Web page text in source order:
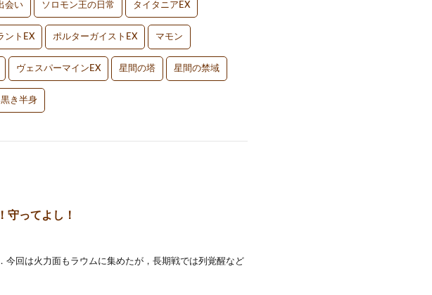
会い ソロモン王の日常 タイタニアEX
ントEX ポルターガイストEX マモン
ヴェスパーマインEX 星間の塔 星間の禁域
き半身
守ってよし！
回は火力面もラウムに集めたが，長期戦では列覚醒など